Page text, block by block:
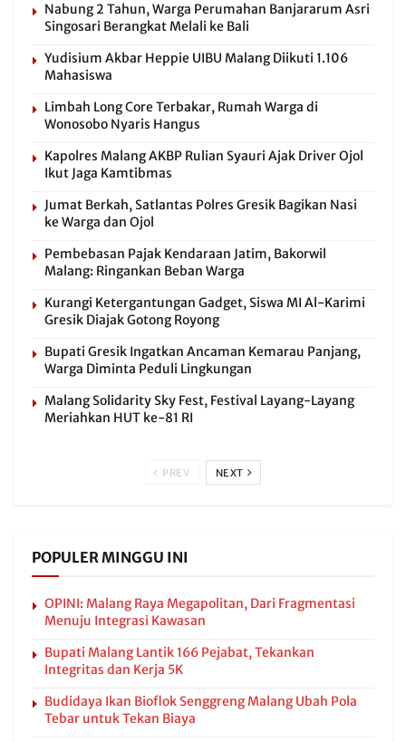
Nabung 2 Tahun, Warga Perumahan Banjararum Asri
Singosari Berangkat Melali ke Bali
Yudisium Akbar Heppie UIBU Malang Diikuti 1.106
Mahasiswa
Limbah Long Core Terbakar, Rumah Warga di
Wonosobo Nyaris Hangus
Kapolres Malang AKBP Rulian Syauri Ajak Driver Ojol
Ikut Jaga Kamtibmas
Jumat Berkah, Satlantas Polres Gresik Bagikan Nasi
ke Warga dan Ojol
Pembebasan Pajak Kendaraan Jatim, Bakorwil
Malang: Ringankan Beban Warga
Kurangi Ketergantungan Gadget, Siswa MI Al-Karimi
Gresik Diajak Gotong Royong
Bupati Gresik Ingatkan Ancaman Kemarau Panjang,
Warga Diminta Peduli Lingkungan
Malang Solidarity Sky Fest, Festival Layang-Layang
Meriahkan HUT ke-81 RI
PREV NEXT
POPULER MINGGU INI
OPINI: Malang Raya Megapolitan, Dari Fragmentasi
Menuju Integrasi Kawasan
Bupati Malang Lantik 166 Pejabat, Tekankan
Integritas dan Kerja 5K
Budidaya Ikan Bioflok Senggreng Malang Ubah Pola
Tebar untuk Tekan Biaya